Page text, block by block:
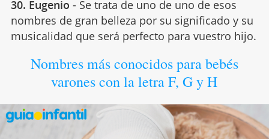
30. Eugenio - Se trata de uno de uno de esos
nombres de gran belleza por su significado y su
musicalidad que será perfecto para vuestro hijo.
Nombres más conocidos para bebés
varones con la letra F, G y H